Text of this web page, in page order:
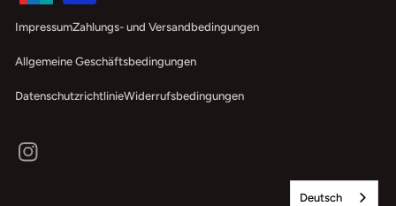
ImpressumZahlungs- und Versandbedingungen
Allgemeine Geschäftsbedingungen
DatenschutzrichtlinieWiderrufsbedingungen
Instagram
Deutsch